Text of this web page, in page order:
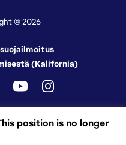
position is no longer
© 2026
(Kalifornia)